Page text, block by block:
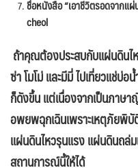
ชื่อหนังสือ “เอาชีวิตรอดจากแ
cheol
ถ้าคุณต้องประสบกับแผ่นดินไ
ซ่า โมโม่ และมีมี่ ไปเที่ยวแช่บ่
ก็ดังขึ้น แต่เนื่องจากเป็นภาษ
อพยพฉุกเฉินเพราะเหตุภัยพิ
แผ่นดินไหวรุนแรง แผ่นดินถล่
สถานการณ์นี้ให้ได้